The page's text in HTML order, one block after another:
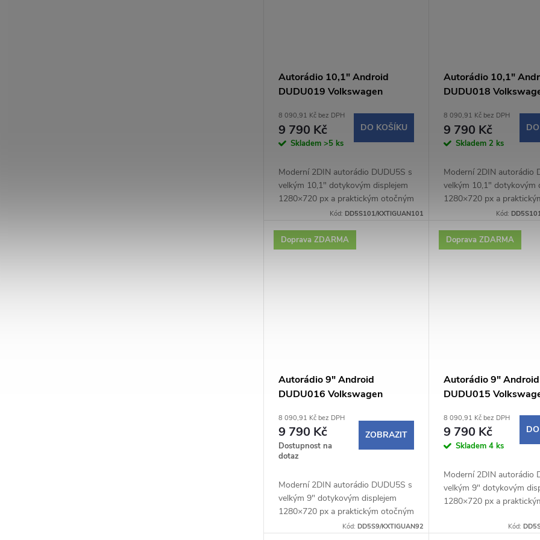
Autorádio 10,1" Android
DUDU019 Volkswagen
8 090,91 Kč bez DPH
9 790 Kč
Skladem >5 ks
DO KOŠÍKU
Moderní 2DIN autorádio DUDU5S s
velkým 10,1" dotykovým displejem
1280×720 px a praktickým otočným
potenciometrem nabízí pohodlné a
Operační...
Kód: DD5S101/KXTIGUAN101
Autorádio 10,1"
DUDU018
8 090,91 Kč bez DPH
9 790 Kč
Skladem 2 ks
Moderní 2DIN autorádio
velkým 10,1" dotykovým
1280×720 px a
potenciometrem nabízí
Operační...
Kód:
Doprava ZDARMA
Autorádio 9" Android
DUDU016 Volkswagen
8 090,91 Kč bez DPH
9 790 Kč
Dostupnost na
dotaz
ZOBRAZIT
Moderní 2DIN autorádio DUDU5S s
velkým 9" dotykovým displejem
1280×720 px a praktickým otočným
potenciometrem nabízí pohodlné a
Kód:DD5S9/KXTIGUAN92
Doprava ZDARMA
Autorádio 9" Android
DUDU015
8 090,91 Kč bez DPH
9 790 Kč
Skladem4 ks
Moderní 2DIN autorádio
velkým 9" dotykovým
1280×720 px a
intuitivní ovládání během
Kód: